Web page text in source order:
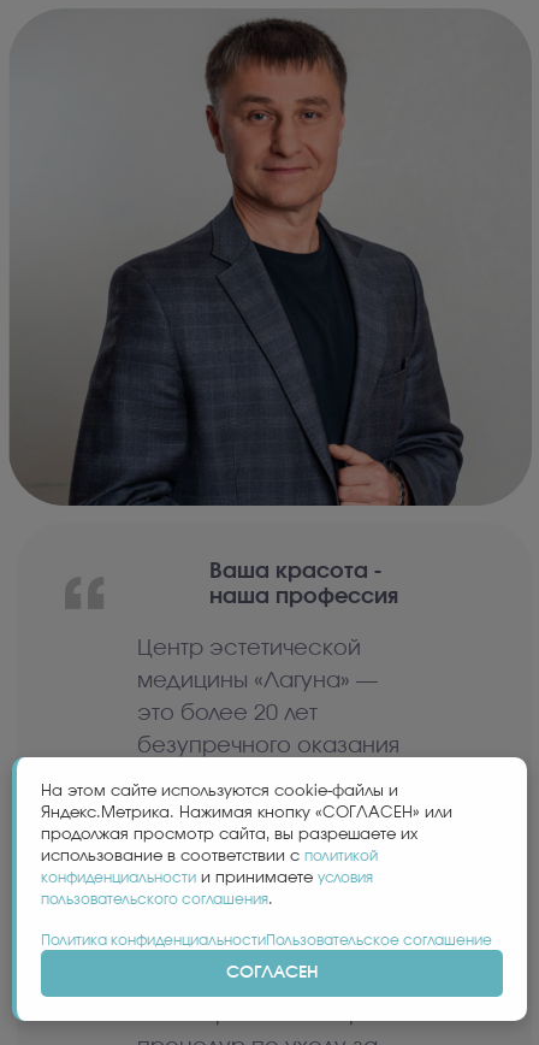
Ваша красота -
наша профессия
Центр эстетической
медицины «Лагуна» —
это более 20 лет
безупречного оказания
услуг в области
косметологии и
коррекции фигуры,
тысячи благодарных
клиентов.
Мы рады предложить
На этом сайте используются cookie-файлы и
Яндекс.Метрика. Нажимая кнопку «СОГЛАСЕН» или
продолжая просмотр сайта, вы разрешаете их
использование в соответствии с политикой
конфиденциальности и принимаете условия
пользовательского соглашения.
Политика конфиденциальностиПользовательское соглашение
СОГЛАСЕН